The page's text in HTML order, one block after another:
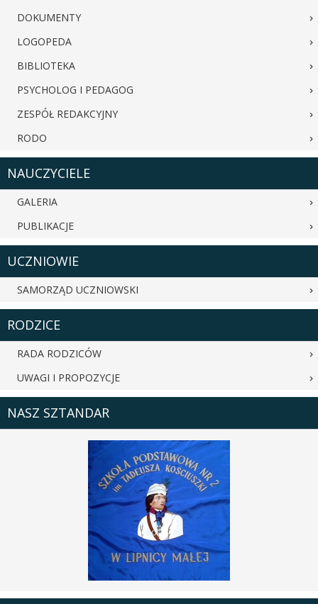
DOKUMENTY
LOGOPEDA
BIBLIOTEKA
PSYCHOLOG I PEDAGOG
ZESPÓŁ REDAKCYJNY
RODO
NAUCZYCIELE
GALERIA
PUBLIKACJE
UCZNIOWIE
SAMORZĄD UCZNIOWSKI
RODZICE
RADA RODZICÓW
UWAGI I PROPOZYCJE
NASZ SZTANDAR